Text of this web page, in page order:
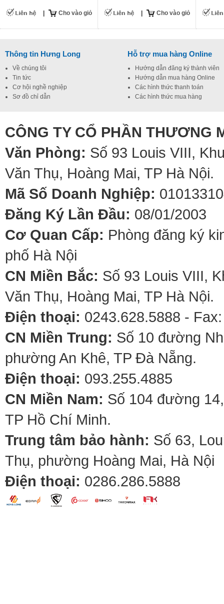
Cho vào giỏ Cho vào giỏ
Thông tin Hưng Long
Về chúng tôi
Tin tức
Cơ hội nghề nghiệp
Sơ đồ chỉ dẫn
Hỗ trợ mua hàng Online
Hướng dẫn đăng ký thành viên
Hướng dẫn mua hàng Online
Các hình thức thanh toán
Các hình thức mua hàng
CÔNG TY CỔ PHẦN THƯƠNG
Văn Phòng: Số 93 Louis VIII,
Văn Thụ, Hoàng Mai, TP Hà Nội.
Mã Số Doanh Nghiệp:
Đăng Ký Lần Đầu: 08/01/2003
Cơ Quan Cấp: Phòng đăng ký
phố Hà Nội
CN Miền Bắc: Số 93 Louis VIII,
Văn Thụ, Hoàng Mai, TP Hà Nội.
Điện thoại: 0243.628.5888 -
CN Miền Trung: Số 10 đường
phường An Khê, TP Đà Nẵng.
Điện thoại: 093.255.4885
CN Miền Nam: Số 104 đường
TP Hồ Chí Minh.
Trung tâm bảo hành: Số 63,
Thụ, phường Hoàng Mai, Hà Nội
Điện thoại: 0286.286.5888